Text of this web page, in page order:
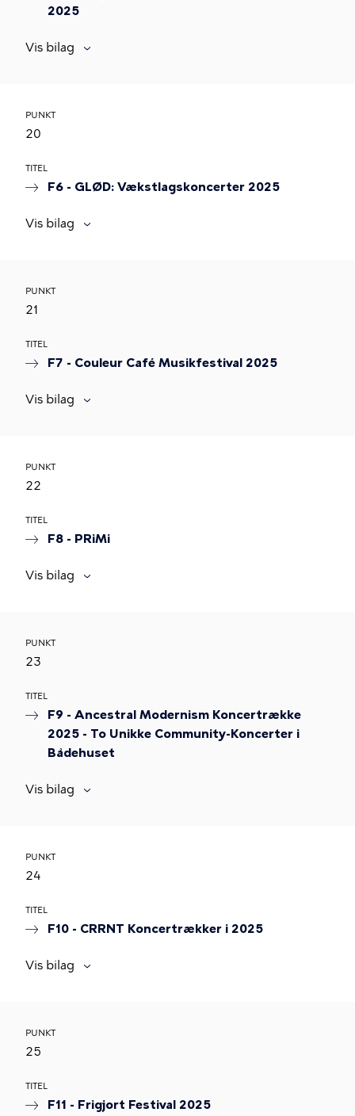
2025
Vis bilag
PUNKT
20
TITEL
F6 - GLØD: Vækstlagskoncerter 2025
Vis bilag
PUNKT
21
TITEL
F7 - Couleur Café Musikfestival 2025
Vis bilag
PUNKT
22
TITEL
F8 - PRiMi
Vis bilag
PUNKT
23
TITEL
F9 - Ancestral Modernism Koncertrække
2025 - To Unikke Community-Koncerter i
Bådehuset
Vis bilag
PUNKT
24
TITEL
F10 - CRRNT Koncertrækker i 2025
Vis bilag
PUNKT
25
TITEL
F11 - Frigjort Festival 2025